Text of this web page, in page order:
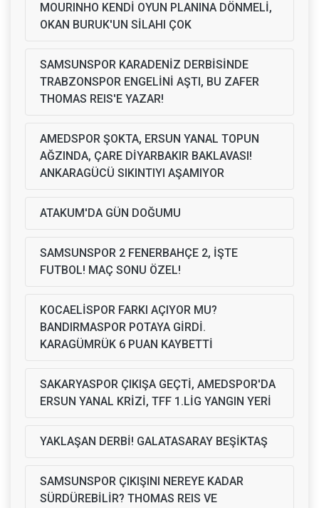
MOURINHO KENDİ OYUN PLANINA DÖNMELİ,
OKAN BURUK'UN SİLAHI ÇOK
SAMSUNSPOR KARADENİZ DERBİSİNDE
TRABZONSPOR ENGELİNİ AŞTI, BU ZAFER
THOMAS REIS'E YAZAR!
AMEDSPOR ŞOKTA, ERSUN YANAL TOPUN
AĞZINDA, ÇARE DİYARBAKIR BAKLAVASI!
ANKARAGÜCÜ SIKINTIYI AŞAMIYOR
ATAKUM'DA GÜN DOĞUMU
SAMSUNSPOR 2 FENERBAHÇE 2, İŞTE
FUTBOL! MAÇ SONU ÖZEL!
KOCAELİSPOR FARKI AÇIYOR MU?
BANDIRMASPOR POTAYA GİRDİ.
KARAGÜMRÜK 6 PUAN KAYBETTİ
SAKARYASPOR ÇIKIŞA GEÇTİ, AMEDSPOR'DA
ERSUN YANAL KRİZİ, TFF 1.LİG YANGIN YERİ
YAKLAŞAN DERBİ! GALATASARAY BEŞİKTAŞ
SAMSUNSPOR ÇIKIŞINI NEREYE KADAR
SÜRDÜREBİLİR? THOMAS REIS VE